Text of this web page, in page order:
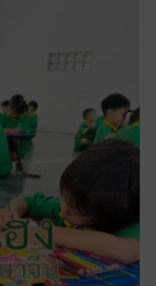
ง
าจีน